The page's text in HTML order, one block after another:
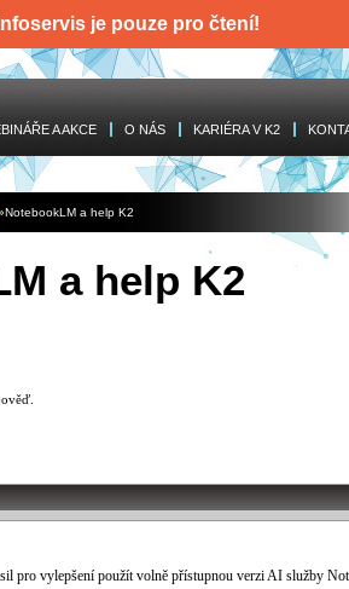
je pouze pro čtení!
A AKCE O NÁS KARIÉRA V K2
NotebookLM a help K2
a help K2
pro vylepšení použít volně přístupnou verzi AI služby